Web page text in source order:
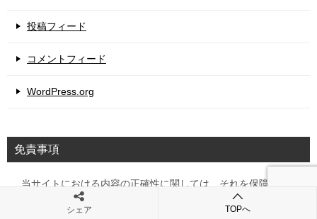
投稿フィード
コメントフィード
WordPress.org
免責事項
当サイトにおける内容の正確性に関しては、それを保障する
ものではありません。また、記載されている情報や、リンク
先に記載されている情報をあなたが利用することに関するい
シェア TOPへ